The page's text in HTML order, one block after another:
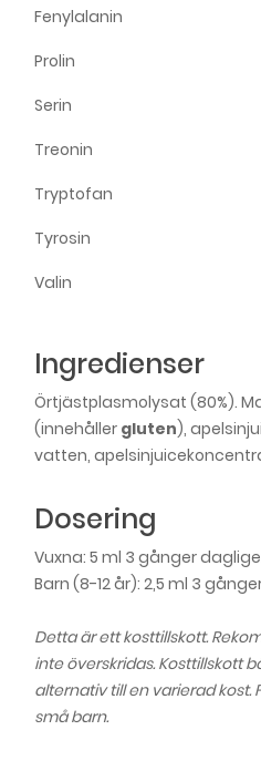
Fenylalanin
Prolin
Serin
Treonin
Tryptofan
Tyrosin
Valin
Ingredienser
Örtjästplasmolysat (80%).
(innehåller gluten),
vatten,
Dosering
Vuxna: 5 ml 3 gånger
Barn (8-12 år): 2,5 ml 3
Detta är ett kosttillskott.
inte överskridas. Kosttillskott
alternativ till en varierad kost.
små barn.